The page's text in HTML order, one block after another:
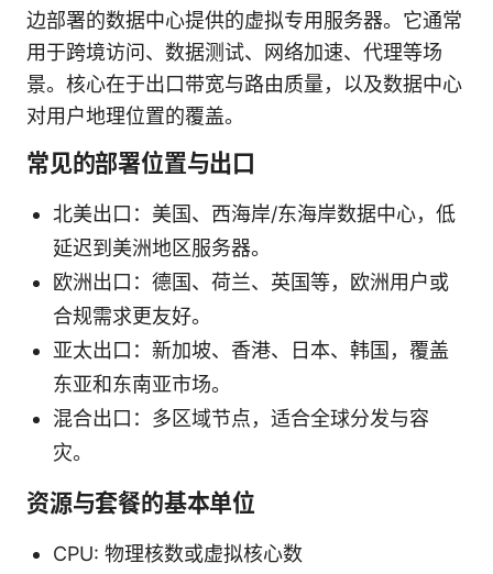
边部署的数据中心提供的虚拟专用服务器。它通常
用于跨境访问、数据测试、网络加速、代理等场
景。核心在于出口带宽与路由质量，以及数据中心
对用户地理位置的覆盖。
常见的部署位置与出口
北美出口：美国、西海岸/东海岸数据中心，低
延迟到美洲地区服务器。
欧洲出口：德国、荷兰、英国等，欧洲用户或
合规需求更友好。
亚太出口：新加坡、香港、日本、韩国，覆盖
东亚和东南亚市场。
混合出口：多区域节点，适合全球分发与容
灾。
资源与套餐的基本单位
CPU: 物理核数或虚拟核心数